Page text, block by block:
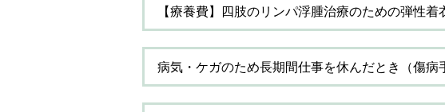
【療養費】四肢のリンパ浮腫治療のための弾性着
病気・ケガのため長期間仕事を休んだとき（傷病